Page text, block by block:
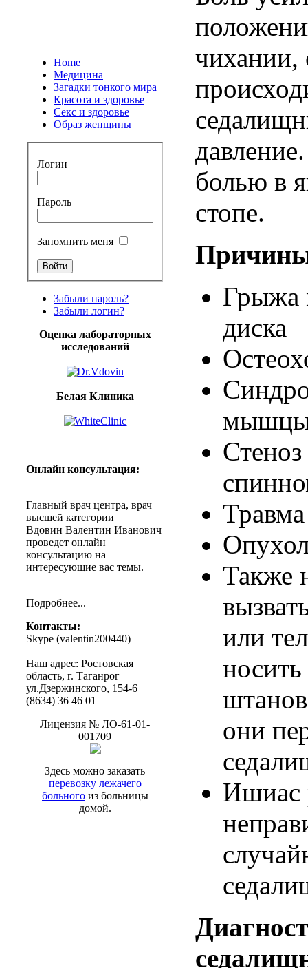
Home
Медицина
Загадки тонкого мира
Красота и здоровье
Секс и здоровье
Образ женщины
Логин
Пароль
Запомнить меня
Забыли пароль?
Забыли логин?
Оценка лабораторных
исследований
Белая Клиника
Онлайн консультация:
Главный врач центра, врач
высшей категории
Вдовин Валентин Иванович
проведет онлайн
консультацию на
интересующие вас темы.
Подробнее...
Контакты:
Skype (valentin200440)
Наш адрес: Ростовская
область, г. Таганрог
ул.Дзержинского, 154-6
(8634) 36 46 01
Лицензия №ЛО-61-01-
001709
Здесь можно заказать
перевозку лежачего
больного из больницы
домой.
чихании,
давление
болью в
стопе.
Грыжа
диска
Стеноз
Травма
Также
или
носить
штанов
они
Ишиас